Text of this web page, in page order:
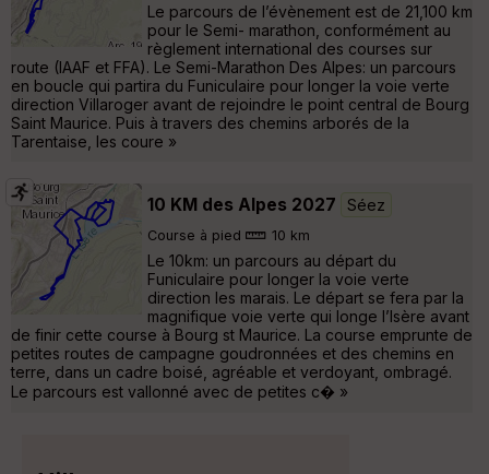
Le parcours de l’évènement est de 21,100 km
pour le Semi- marathon, conformément au
règlement international des courses sur
route (IAAF et FFA). Le Semi-Marathon Des Alpes: un parcours
en boucle qui partira du Funiculaire pour longer la voie verte
direction Villaroger avant de rejoindre le point central de Bourg
Saint Maurice. Puis à travers des chemins arborés de la
Tarentaise, les coure »
10 KM des Alpes 2027 Séez
Course à pied 10 km
Le 10km: un parcours au départ du
Funiculaire pour longer la voie verte
direction les marais. Le départ se fera par la
magnifique voie verte qui longe l’Isère avant
de finir cette course à Bourg st Maurice. La course emprunte de
petites routes de campagne goudronnées et des chemins en
terre, dans un cadre boisé, agréable et verdoyant, ombragé.
Le parcours est vallonné avec de petites c� »